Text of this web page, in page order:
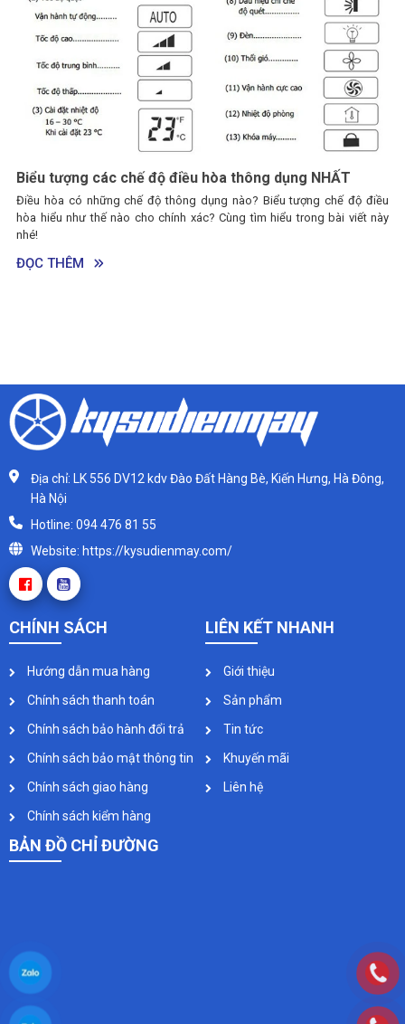
Biểu tượng các chế độ điều hòa thông dụng NHẤT
Điều hòa có những chế độ thông dụng nào? Biểu tượng chế độ điều
hòa hiểu như thế nào cho chính xác? Cùng tìm hiểu trong bài viết này
nhé!
ĐỌC THÊM
Địa chỉ: LK 556 DV12 kdv Đào Đất Hàng Bè, Kiến Hưng, Hà Đông,
Hà Nội
Hotline: 094 476 81 55
Website: https://kysudienmay.com/
CHÍNH SÁCH
Hướng dẫn mua hàng
Chính sách thanh toán
Chính sách bảo hành đổi trả
Chính sách bảo mật thông tin
Chính sách giao hàng
Chính sách kiểm hàng
LIÊN KẾT NHANH
Giới thiệu
Sản phẩm
Tin tức
Khuyến mãi
Liên hệ
BẢN ĐỒ CHỈ ĐƯỜNG